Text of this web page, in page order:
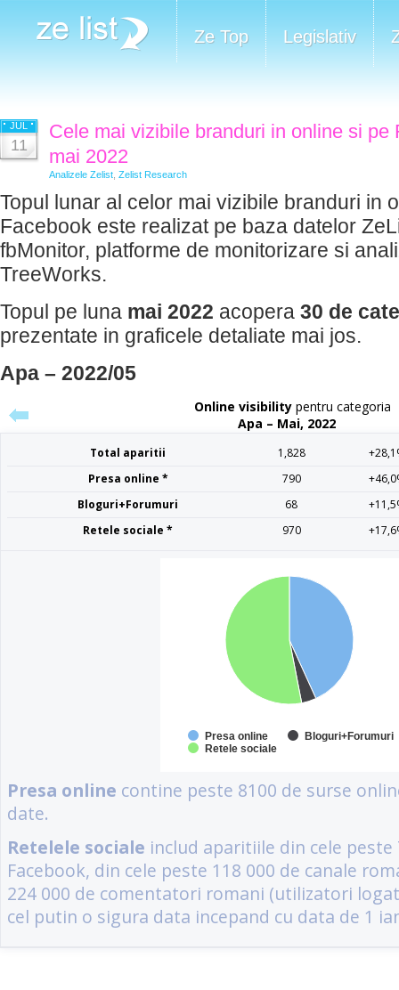
Ze Top Legislativ
JUL
11
Cele mai vizibile branduri in online si pe
mai 2022
Analizele Zelist Zelist Research
Topul lunar al celor mai vizibile branduri in
Facebook este realizat pe baza datelor
fbMonitor, platforme de monitorizare si
TreeWorks.
Topul pe luna mai 2022 acopera 30 de
prezentate in graficele detaliate mai jos.
Apa – 2022/05